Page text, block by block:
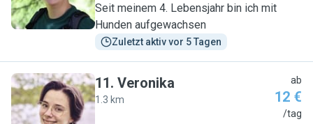
Seit meinem 4. Lebensjahr bin ich mit
Hunden aufgewachsen
Zuletzt aktiv vor 5 Tagen
V
11. Veronika
1.3 km
ab
12 €
/tag